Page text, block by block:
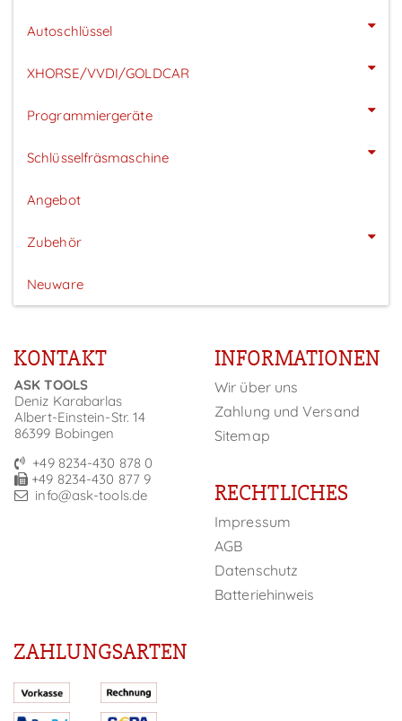
Autoschlüssel
XHORSE/VVDI/GOLDCAR
Programmiergeräte
Schlüsselfräsmaschine
Angebot
Zubehör
Neuware
KONTAKT
ASK TOOLS
Deniz Karabarlas
Albert-Einstein-Str. 14
86399 Bobingen
+49 8234-430 878 0
+49 8234-430 877 9
info@ask-tools.de
INFORMATIONEN
Wir über uns
Zahlung und Versand
Sitemap
RECHTLICHES
Impressum
AGB
Datenschutz
Batteriehinweis
ZAHLUNGSARTEN